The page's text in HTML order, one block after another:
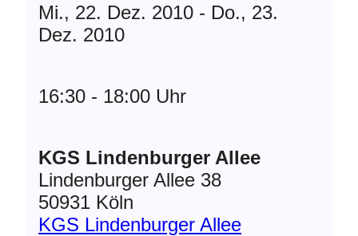
Mi., 22. Dez. 2010 - Do., 23.
Dez. 2010
16:30 - 18:00 Uhr
KGS Lindenburger Allee
Lindenburger Allee 38
50931 Köln
KGS Lindenburger Allee